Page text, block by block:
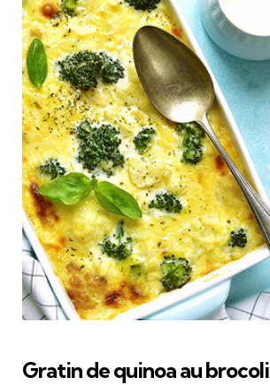
Gratin de quinoa au brocoli